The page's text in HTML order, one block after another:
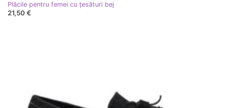
Plăcile pentru femei cu țesături bej
21,50 €